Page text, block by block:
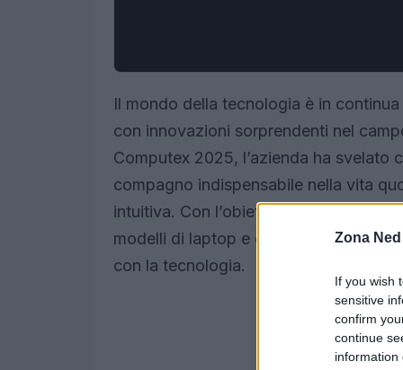
Zona Ned
If you wish
sensitive
confirm
continue
information
Il mondo della tecnologia è in
con innovazioni sorprendenti nel
Computex 2025, l’azienda ha svelato
compagno indispensabile nella vita
intuitiva. Con l’obiettivo di superare
modelli di laptop e dispositivi che
con la tecnologia.